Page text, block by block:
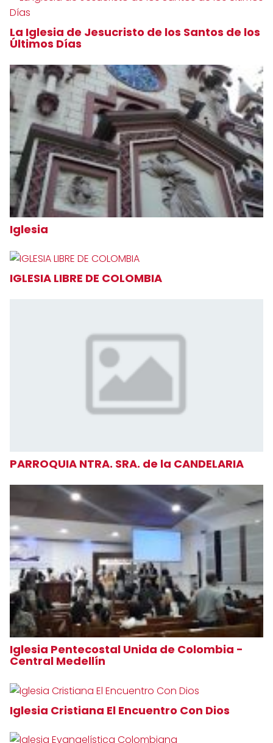
La Iglesia de Jesucristo de los Santos de los
Últimos Días
Iglesia
IGLESIA LIBRE DE COLOMBIA
PARROQUIA NTRA. SRA. de la CANDELARIA
Iglesia Pentecostal Unida de Colombia -
Central Medellín
Iglesia Cristiana El Encuentro Con Dios